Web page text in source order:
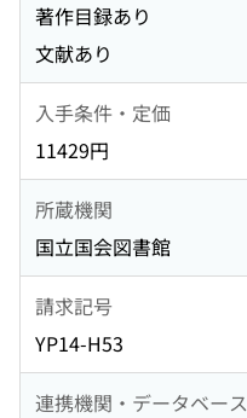
著作目録あり
文献あり
入手条件・定価
11429円
所蔵機関
国立国会図書館
請求記号
YP14-H53
連携機関・データベース